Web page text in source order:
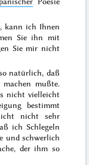
kann ich Ihnen
Sie ihn mit
Sie mir nicht
natürlich, daß
mußte.
nicht vielleicht
bestimmt
nicht sehr
ich Schlegeln
und schwerlich
der ihm so